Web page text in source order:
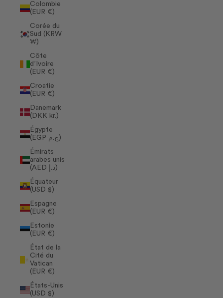
Colombie
(EUR €)
Corée du
Sud (KRW
₩)
Côte
d’Ivoire
(EUR €)
Croatie
(EUR €)
Danemark
(DKK kr.)
Égypte
(EGP ج.م)
Émirats
arabes unis
(AED د.إ)
Équateur
(USD $)
Espagne
(EUR €)
Estonie
(EUR €)
État de la
Cité du
Vatican
(EUR €)
États-Unis
(USD $)